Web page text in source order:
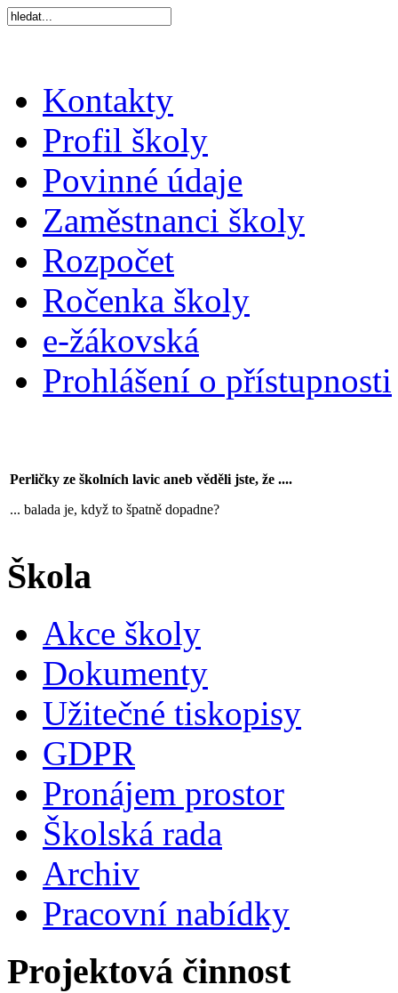
Kontakty
Profil školy
Povinné údaje
Zaměstnanci školy
Rozpočet
Ročenka školy
e-žákovská
Prohlášení o přístupnosti
Perličky ze školních lavic aneb věděli jste, že ....
... balada je, když to špatně dopadne?
Škola
Akce školy
Dokumenty
Užitečné tiskopisy
GDPR
Pronájem prostor
Školská rada
Archiv
Pracovní nabídky
Projektová činnost